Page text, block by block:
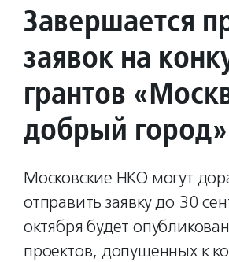
Завершается
заявок на
грантов
добрый город»
Московские НКО могут
отправить заявку до 30
октября будет
проектов, допущенных к